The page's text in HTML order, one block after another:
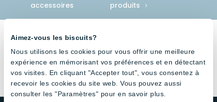
Aimez-vous les biscuits?
Nous utilisons les cookies pour vous offrir une meilleure
expérience en mémorisant vos préférences et en détectant
vos visites. En cliquant "Accepter tout", vous consentez à
recevoir les cookies du site web. Vous pouvez aussi
consulter les "Paramètres" pour en savoir plus.
accessoires
produits